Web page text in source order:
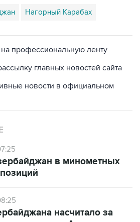
главных новостей сайта
новости в официальном
со стороны Армении